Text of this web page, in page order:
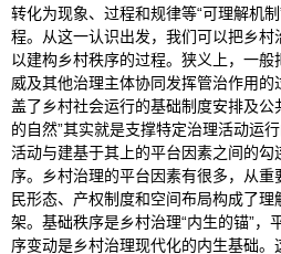
转化为现象、过程和规律等“可理解机
程。从这一认识出发，我们可以把乡
以建构乡村秩序的过程。狭义上，一
威及其他治理主体协同发挥管治作用
盖了乡村社会运行的基础制度安排及公
的自然”其实就是支撑特定治理活动运
活动与建基于其上的平台因素之间的
序。乡村治理的平台因素有很多，从
民形态、产权制度和空间布局构成了
架。基础秩序是乡村治理“内生的锚”，
序变动是乡村治理现代化的内生基础